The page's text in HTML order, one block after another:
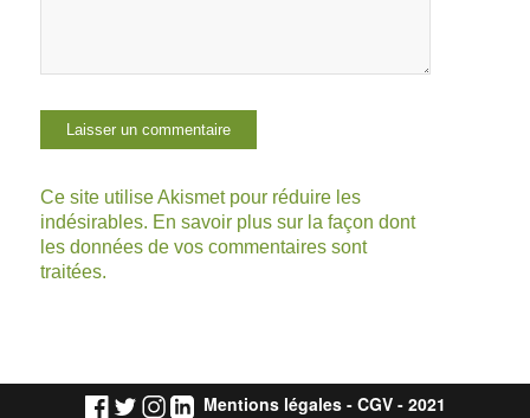
Ce site utilise Akismet pour réduire les
indésirables. En savoir plus sur la façon dont
les données de vos commentaires sont
traitées.
Mentions légales- CGV- 2021